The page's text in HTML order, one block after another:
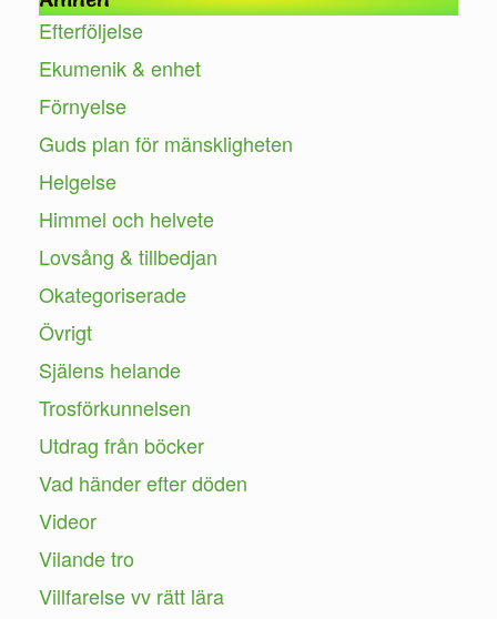
Efterföljelse
Ekumenik & enhet
Förnyelse
Guds plan för mänskligheten
Helgelse
Himmel och helvete
Lovsång & tillbedjan
Okategoriserade
Övrigt
Själens helande
Trosförkunnelsen
Utdrag från böcker
Vad händer efter döden
Videor
Vilande tro
Villfarelse vv rätt lära